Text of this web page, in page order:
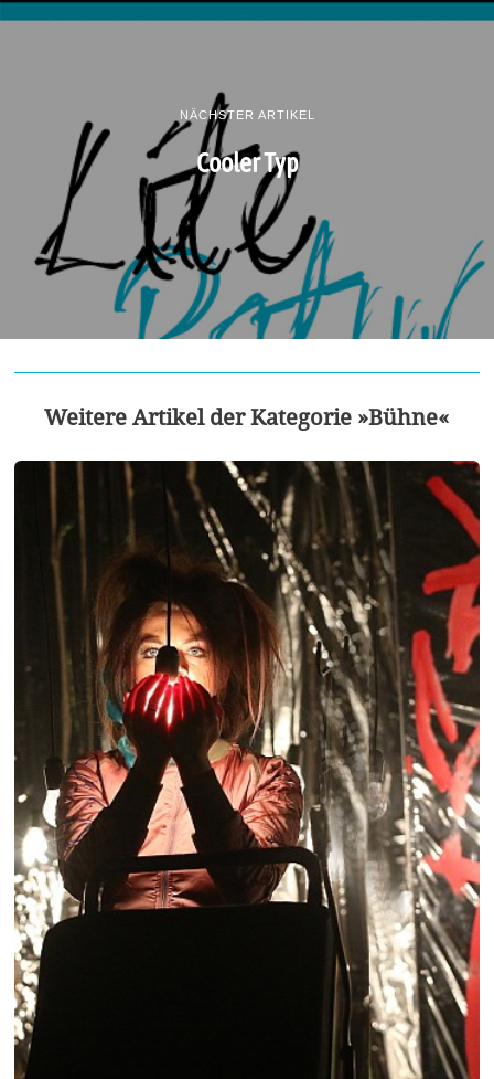
NÄCHSTER ARTIKEL
Cooler Typ
Weitere Artikel der Kategorie »Bühne«